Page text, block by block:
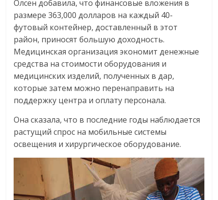
Олсен добавила, что финансовые вложения в
размере 363,000 долларов на каждый 40-
футовый контейнер, доставленный в этот
район, приносят большую доходность.
Медицинская организация экономит денежные
средства на стоимости оборудования и
медицинских изделий, полученных в дар,
которые затем можно перенаправить на
поддержку центра и оплату персонала.
Она сказала, что в последние годы наблюдается
растущий спрос на мобильные системы
освещения и хирургическое оборудование.